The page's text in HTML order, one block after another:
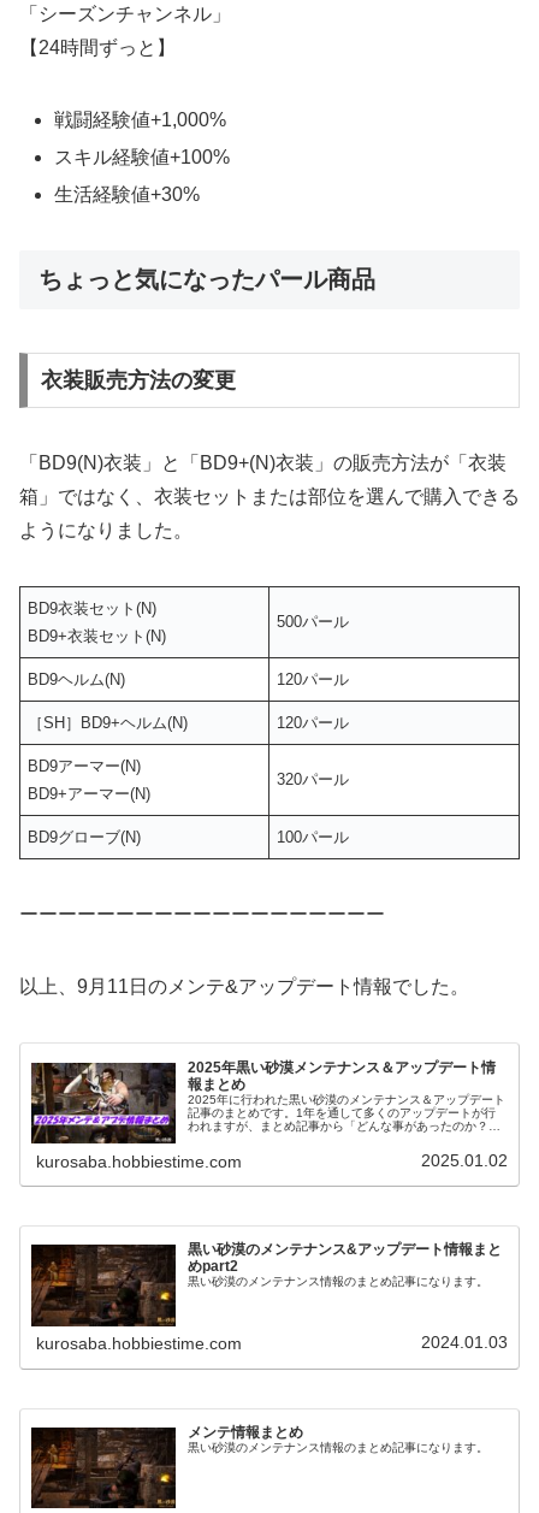
「シーズンチャンネル」
【24時間ずっと】
戦闘経験値+1,000%
スキル経験値+100%
生活経験値+30%
ちょっと気になったパール商品
衣装販売方法の変更
「BD9(N)衣装」と「BD9+(N)衣装」の販売方法が「衣装
箱」ではなく、衣装セットまたは部位を選んで購入できる
ようになりました。
BD9衣装セット(N)
BD9+衣装セット(N)
500パール
BD9ヘルム(N) 120パール
［SH］BD9+ヘルム(N) 120パール
BD9アーマー(N)
BD9+アーマー(N)
320パール
BD9グローブ(N) 100パール
ーーーーーーーーーーーーーーーーーーー
以上、9月11日のメンテ&アップデート情報でした。
2025年黒い砂漠メンテナンス＆アップデート情
報まとめ
2025年に行われた黒い砂漠のメンテナンス＆アップデート
記事のまとめです。1年を通して多くのアップデートが行
われますが、まとめ記事から「どんな事があったのか？」
kurosaba.hobbiestime.com 2025.01.02
黒い砂漠のメンテナンス&アップデート情報まと
めpart2
黒い砂漠のメンテナンス情報のまとめ記事になります。
kurosaba.hobbiestime.com 2024.01.03
メンテ情報まとめ
黒い砂漠のメンテナンス情報のまとめ記事になります。